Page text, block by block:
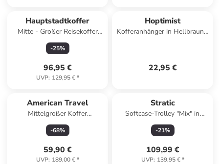
Hauptstadtkoffer
Mitte - Großer Reisekoffer
Trolley 77cm XXL Erweiterung
TSA 130L in Mint
-25%
96,95 €
UVP: 129,95 €*
Hoptimist
Kofferanhänger in Hellbraun -
22,95 €
American Travel
Mittelgroßer Koffer
BROOKLYN in Grau (64L)
-68%
59,90 €
UVP: 189,00 €*
Stratic
Softcase-Trolley "Mix" in
Dunkelblau - (B)39 x (H)55 x
(T)20 cm
-21%
109,99 €
UVP: 139,95 €*